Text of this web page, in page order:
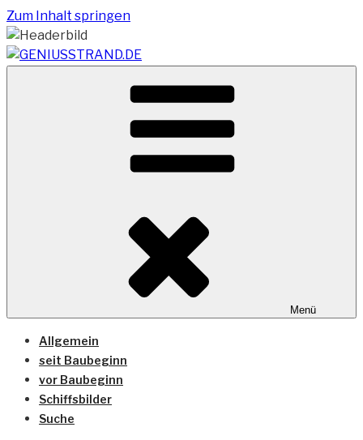
Zum Inhalt springen
GENIUSSTRAND.DE
Vom Geniusstrand zum JadeWeserPort/Container
Terminal Wilhelmshaven
Menü
Allgemein
seit Baubeginn
vor Baubeginn
Schiffsbilder
Suche